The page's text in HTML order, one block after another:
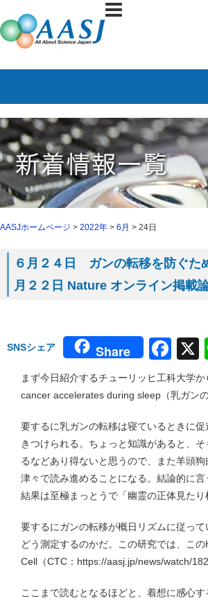
AASJホームページ > 2022年 > 6月 > 24日
６月２４日 ガンの転移を防ぐた
月２２日 Nature オンライン掲載論
SNSシェア Share
まず今日紹介するチューリッヒ工科大学
cancer accelerates during sleep（乳ガン
要するに乳ガンの転移は寝ているときに
きつけられる。ちょっと知識があると、
るなどあり得ないと思うので、また羊頭
津々で読み進めることになる。結論的に
結果は至極まっとうで「幽霊の正体見た
要するにガンの転移が概日リズムに従っ
どう測定するのかだ。この研究では、こ
Cell（CTC：https://aasj.jp/news/watch/
ここまで読むとなるほどと、着想に感心